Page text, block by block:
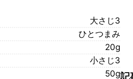
大さじ3
ひとつまみ
20g
小さじ3
50g記